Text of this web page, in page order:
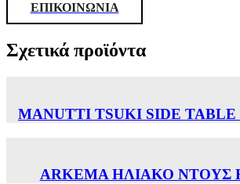
ΕΠΙΚΟΙΝΩΝΙΑ
Σχετικά προϊόντα
MANUTTI TSUKI SIDE TABLE
ARKEMA ΗΛΙΑΚΟ ΝΤΟΥΣ